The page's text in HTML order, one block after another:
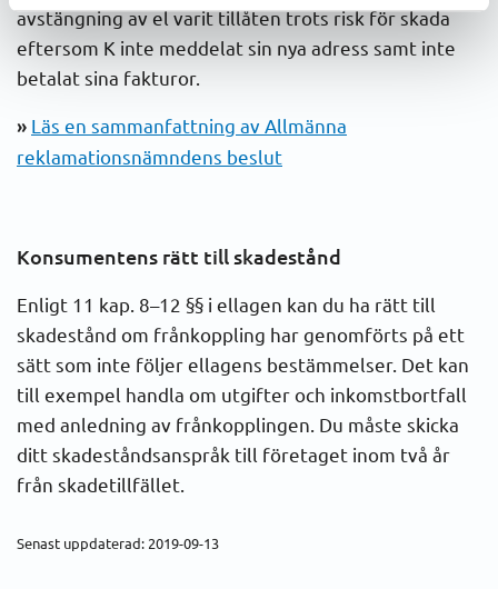
avstängning av el varit tillåten trots risk för skada
eftersom K inte meddelat sin nya adress samt inte
betalat sina fakturor.
» Läs en sammanfattning av Allmänna
reklamationsnämndens beslut
Konsumentens rätt till skadestånd
Enligt 11 kap. 8–12 §§ i ellagen kan du ha rätt till
skadestånd om frånkoppling har genomförts på ett
sätt som inte följer ellagens bestämmelser. Det kan
till exempel handla om utgifter och inkomstbortfall
med anledning av frånkopplingen. Du måste skicka
ditt skadeståndsanspråk till företaget inom två år
från skadetillfället.
Senast uppdaterad: 2019-09-13